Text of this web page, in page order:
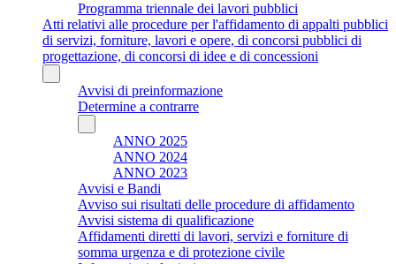
Programma triennale dei lavori pubblici
Atti relativi alle procedure per l'affidamento di appalti pubblici
di servizi, forniture, lavori e opere, di concorsi pubblici di
progettazione, di concorsi di idee e di concessioni
Avvisi di preinformazione
Determine a contrarre
ANNO 2025
ANNO 2024
ANNO 2023
Avvisi e Bandi
Avviso sui risultati delle procedure di affidamento
Avvisi sistema di qualificazione
Affidamenti diretti di lavori, servizi e forniture di
somma urgenza e di protezione civile